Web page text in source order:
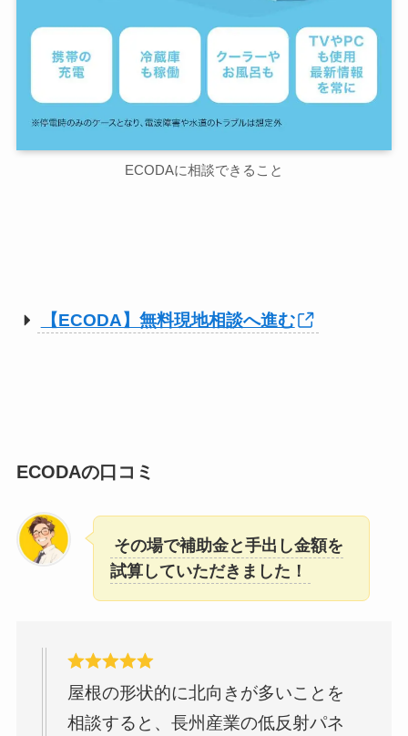
ECODAに相談できること
【ECODA】無料現地相談へ進む
ECODAの口コミ
その場で補助金と手出し金額を
試算していただきました！
屋根の形状的に北向きが多いことを
相談すると、長州産業の低反射パネ